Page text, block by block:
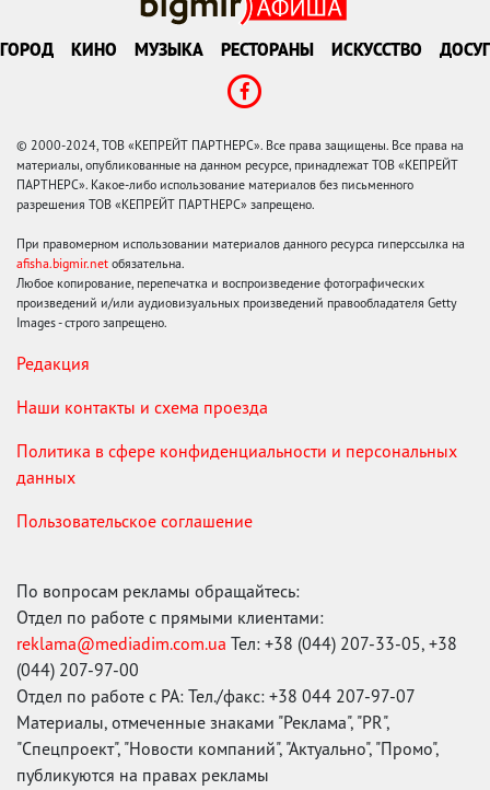
ГОРОД КИНО МУЗЫКА РЕСТОРАНЫ ИСКУССТВО ДОСУГ
© 2000-2024, ТОВ «КЕПРЕЙТ ПАРТНЕРС». Все права защищены. Все права на
материалы, опубликованные на данном ресурсе, принадлежат ТОВ «КЕПРЕЙТ
ПАРТНЕРС». Какое-либо использование материалов без письменного
разрешения ТОВ «КЕПРЕЙТ ПАРТНЕРС» запрещено.
При правомерном использовании материалов данного ресурса гиперссылка на
afisha.bigmir.net обязательна.
Любое копирование, перепечатка и воспроизведение фотографических
произведений и/или аудиовизуальных произведений правообладателя Getty
Images - строго запрещено.
Редакция
Наши контакты и схема проезда
Политика в сфере конфиденциальности и персональных
данных
Пользовательское соглашение
По вопросам рекламы обращайтесь:
Отдел по работе с прямыми клиентами:
reklama@mediadim.com.ua Тел: +38 (044) 207-33-05, +38
(044) 207-97-00
Отдел по работе с РА: Тел./факс: +38 044 207-97-07
Материалы, отмеченные знаками "Реклама", "PR",
"Спецпроект", "Новости компаний", "Актуально", "Промо",
публикуются на правах рекламы